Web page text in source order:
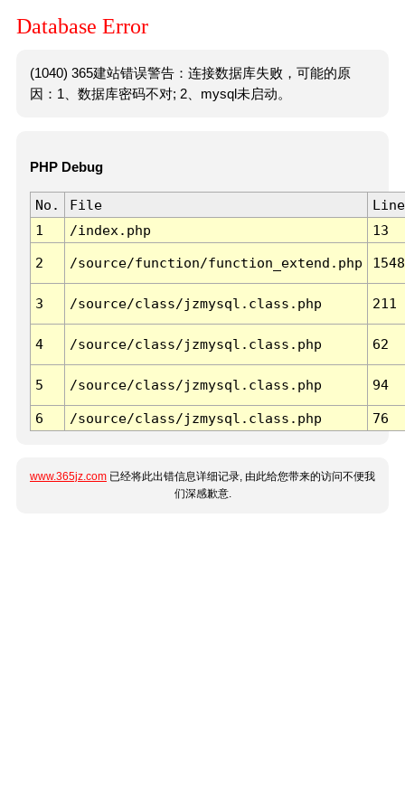
Database Error
(1040) 365建站错误警告：连接数据库失败，可能的原
因：1、数据库密码不对; 2、mysql未启动。
PHP Debug
No. File
Line
1
/index.php 13
2 /source/function/function_extend.php 1548
3 /source/class/jzmysql.class.php 211
4 /source/class/jzmysql.class.php 62
5 /source/class/jzmysql.class.php 94
6 /source/class/jzmysql.class.php 76
www.365jz.com 已经将此出错信息详细记录, 由此给您带来的访问不便我
们深感歉意.